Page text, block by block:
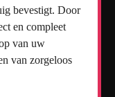
bevestigt. Door
en compleet
van uw
van zorgeloos